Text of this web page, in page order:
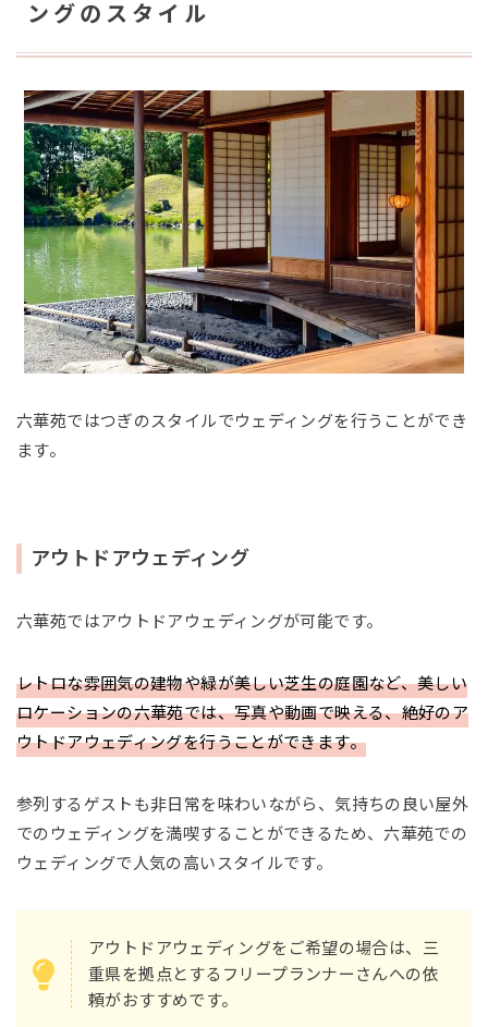
ングのスタイル
六華苑ではつぎのスタイルでウェディングを行うことができ
ます。
アウトドアウェディング
六華苑ではアウトドアウェディングが可能です。
レトロな雰囲気の建物や緑が美しい芝生の庭園など、美しい
ロケーションの六華苑では、写真や動画で映える、絶好のア
ウトドアウェディングを行うことができます。
参列するゲストも非日常を味わいながら、気持ちの良い屋外
でのウェディングを満喫することができるため、六華苑での
ウェディングで人気の高いスタイルです。
アウトドアウェディングをご希望の場合は、三
重県を拠点とするフリープランナーさんへの依
頼がおすすめです。